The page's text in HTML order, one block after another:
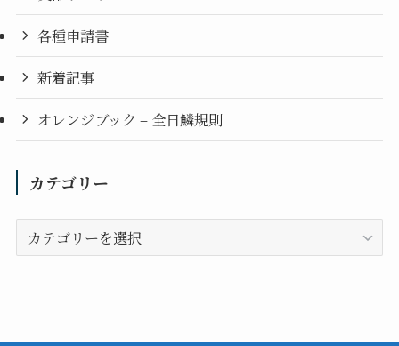
各種申請書
新着記事
オレンジブック – 全日鱗規則
カテゴリー
テ